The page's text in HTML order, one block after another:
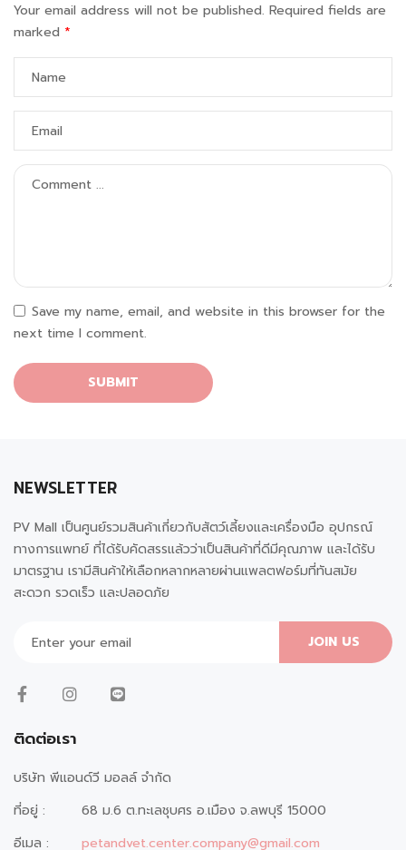
Your email address will not be published. Required fields are
marked *
Save my name, email, and website in this browser for the
next time I comment.
NEWSLETTER
PV Mall เป็นศูนย์รวมสินค้าเกี่ยวกับสัตว์เลี้ยงและเครื่องมือ อุปกรณ์
ทางการแพทย์ ที่ได้รับคัดสรรแล้วว่าเป็นสินค้าที่ดีมีคุณภาพ และได้รับ
มาตรฐาน เรามีสินค้าให้เลือกหลากหลายผ่านแพลตฟอร์มที่ทันสมัย
สะดวก รวดเร็ว และปลอดภัย
JOIN US
ติดต่อเรา
บริษัท พีแอนด์วี มอลล์ จำกัด
ที่อยู่ :
68 ม.6 ต.ทะเลชุบศร อ.เมือง จ.ลพบุรี 15000
อีเมล :
petandvet.center.company@gmail.com